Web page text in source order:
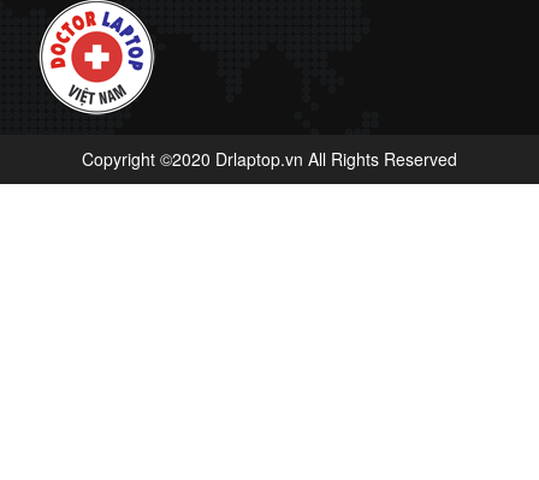
Copyright ©2020 Drlaptop.vn All Rights Reserved